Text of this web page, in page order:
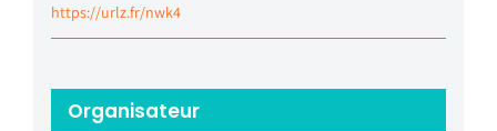
https://urlz.fr/nwk4
Organisateur